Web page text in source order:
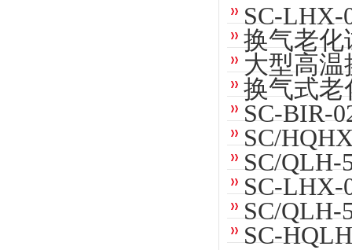
SC-LHX-
换气老化
大型高温
换气式老
SC-BIR-
SC/
SC/QLH-
SC-LHX-
SC/QLH-
SC-